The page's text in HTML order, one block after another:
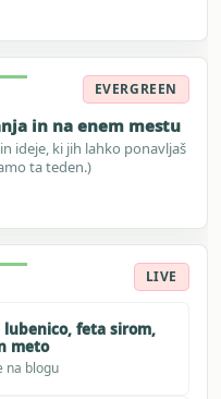
EVERGREEN
in na enem mestu
ideje, ki jih lahko ponavljaš
ta teden.)
LIVE
lubenico, feta sirom,
meto
na blogu